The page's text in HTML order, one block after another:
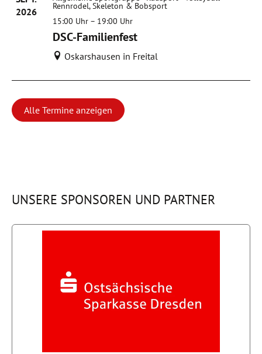
2026
Rennrodel, Skeleton & Bobsport
15:00 Uhr – 19:00 Uhr
DSC-Familienfest
Oskarshausen in Freital
Alle Termine anzeigen
UNSERE SPONSOREN UND PARTNER